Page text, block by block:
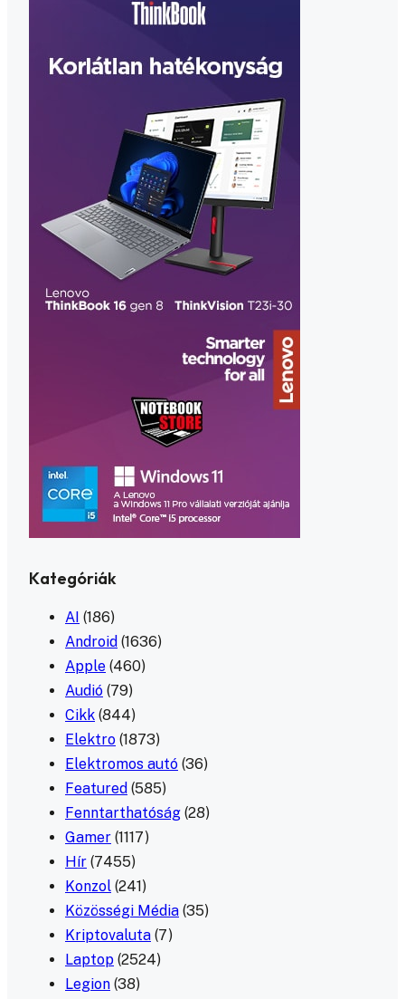
Kategóriák
AI (186)
Android (1636)
Apple (460)
Audió (79)
Cikk (844)
Elektro (1873)
Elektromos autó (36)
Featured (585)
Fenntarthatóság (28)
Gamer (1117)
Hír (7455)
Konzol (241)
Közösségi Média (35)
Kriptovaluta (7)
Laptop (2524)
Legion (38)